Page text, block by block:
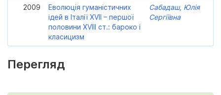
2009
Еволюція гуманістичних
ідей в Італії XVII – першої
половини XVIII ст.: бароко і
класицизм
Сабадаш, Юлія
Сергіївна
Перегляд